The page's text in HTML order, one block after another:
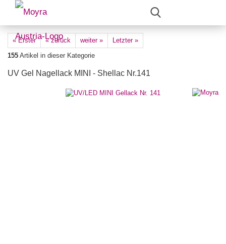
« Erster « zurück weiter »
Letzter »
155 Artikel in dieser Kategorie
UV Gel Nagellack MINI - Shellac Nr.141